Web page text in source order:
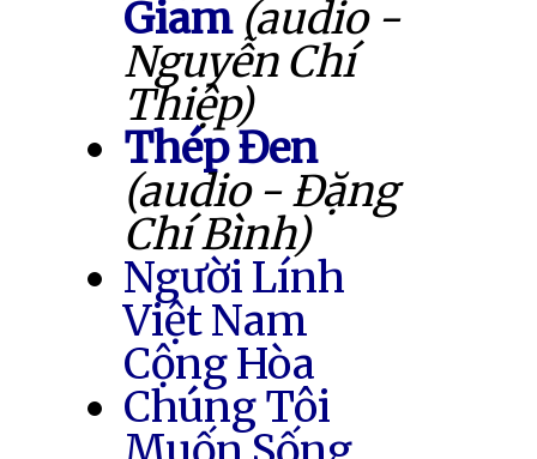
Giam (audio -
Nguyễn Chí
Thiệp)
Thép Đen
(audio - Đặng
Chí Bình)
Người Lính
Việt Nam
Cộng Hòa
Chúng Tôi